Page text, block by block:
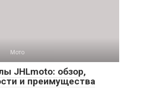
Мото
JHLmoto: обзор,
и преимущества